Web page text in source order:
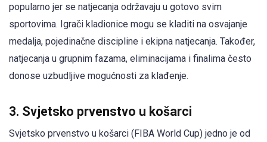
popularno jer se natjecanja održavaju u gotovo svim
sportovima. Igrači kladionice mogu se kladiti na osvajanje
medalja, pojedinačne discipline i ekipna natjecanja. Također,
natjecanja u grupnim fazama, eliminacijama i finalima često
donose uzbudljive mogućnosti za klađenje.
3. Svjetsko prvenstvo u košarci
Svjetsko prvenstvo u košarci (FIBA World Cup) jedno je od